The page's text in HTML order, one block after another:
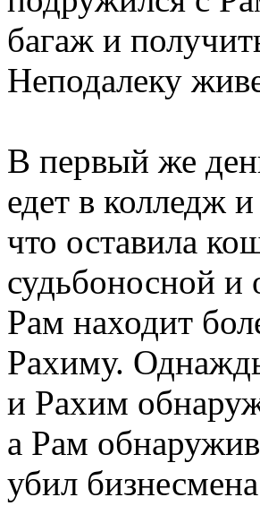
багаж и
Неподалеку
В первый же
едет в колледж
что оставила
судьбоносной и
Рам находит
Рахиму.
и Рахим
а Рам
убил